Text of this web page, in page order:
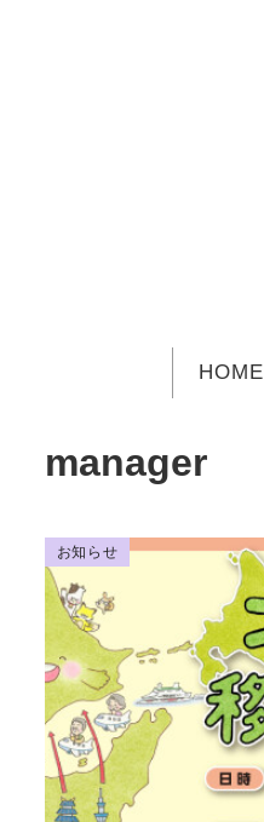
HOME
manager
お知らせ